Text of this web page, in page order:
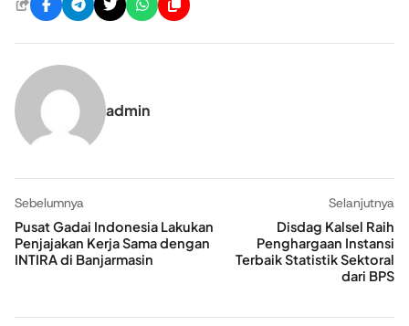
admin
Sebelumnya
Pusat Gadai Indonesia Lakukan
Penjajakan Kerja Sama dengan
INTIRA di Banjarmasin
Selanjutnya
Disdag Kalsel Raih
Penghargaan Instansi
Terbaik Statistik Sektoral
dari BPS